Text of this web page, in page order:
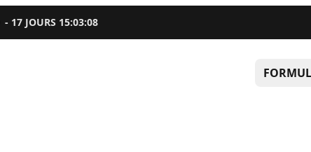
- 17 JOURS 15:03:07